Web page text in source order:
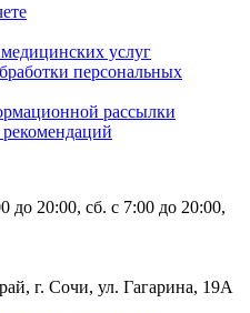
услуг
персональных
рассылки
20:00, сб. с 7:00 до 20:00,
г. Сочи, ул. Гагарина, 19А